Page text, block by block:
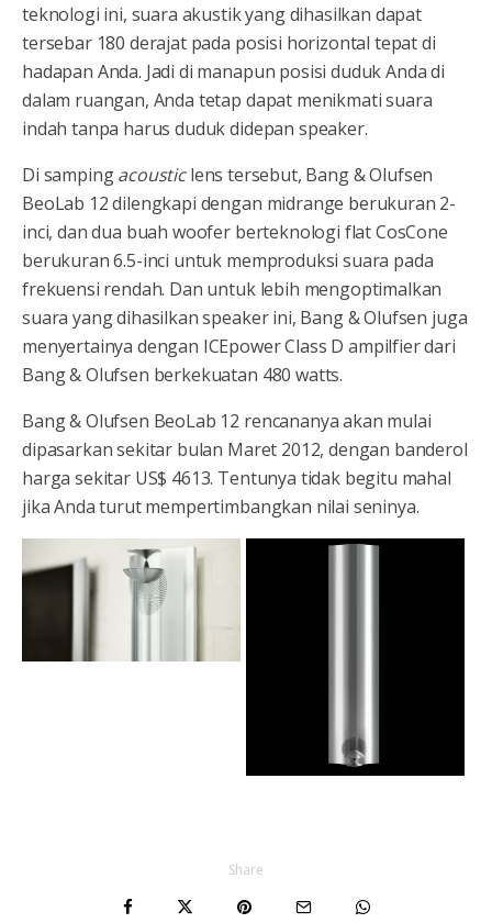
teknologi ini, suara akustik yang dihasilkan dapat
tersebar 180 derajat pada posisi horizontal tepat di
hadapan Anda. Jadi di manapun posisi duduk Anda di
dalam ruangan, Anda tetap dapat menikmati suara
indah tanpa harus duduk didepan speaker.
Di sampingacousticlens tersebut, Bang & Olufsen
BeoLab 12 dilengkapi dengan midrange berukuran 2-
inci, dan dua buah woofer berteknologi flat CosCone
berukuran 6.5-inci untuk memproduksi suara pada
frekuensi rendah. Dan untuk lebih mengoptimalkan
suara yang dihasilkan speaker ini, Bang & Olufsen juga
menyertainya dengan ICEpower Class D ampilfier dari
Bang & Olufsen berkekuatan 480 watts.
Bang & Olufsen BeoLab 12 rencananya akan mulai
dipasarkan sekitar bulan Maret 2012, dengan banderol
harga sekitar US$ 4613. Tentunya tidak begitu mahal
jika Anda turut mempertimbangkan nilai seninya.
Share